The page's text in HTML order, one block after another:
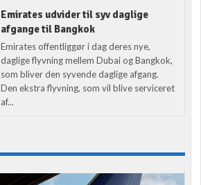
Emirates udvider til syv daglige
afgange til Bangkok
Emirates offentliggør i dag deres nye,
daglige flyvning mellem Dubai og Bangkok,
som bliver den syvende daglige afgang.
Den ekstra flyvning, som vil blive serviceret
af...